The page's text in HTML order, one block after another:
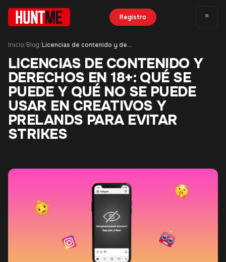
Registro
Inicio/Blog/ Licencias de contenido y derechos en 18+: qué se puede y qué no se puede usar en creativos y prelands para evitar strikes
LICENCIAS DE CONTENIDO Y
DERECHOS EN 18+: QUÉ SE
PUEDE Y QUÉ NO SE PUEDE
USAR EN CREATIVOS Y
PRELANDS PARA EVITAR
STRIKES